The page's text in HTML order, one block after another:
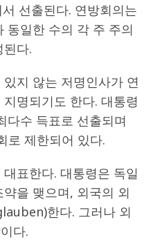
선출된다. 연방회의는
동일한 수의 각 주 주의
다.
지 않는 저명인사가 연
명되기도 한다. 대통령
다수 득표로 선출되며
로 제한되어 있다.
표한다. 대통령은 독일
을 맺으며, 외국의 외
한다. 그러나 외
다.